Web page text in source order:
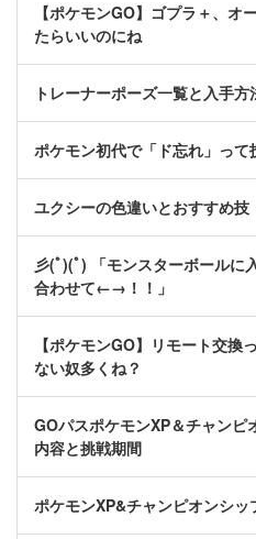
【ポケモンGO】ゴプラ＋、オ
たらいいのにね
トレーナーポーズ一覧と入手方
ポケモン初代で「ド忘れ」って
ユクシーの色違いとおすすめ技
彡(ﾟ)(ﾟ) 「モンスターボールに
合わせて←→！！」
【ポケモンGO】リモート交換
ない奴多くね？
GOパスポケモンXP＆チャンピ
内容と挑戦期間
ポケモンXP&チャンピオンシ